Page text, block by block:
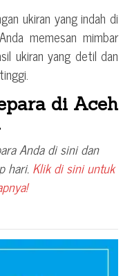
ukiran yang indah di
memesan mimbar
ukiran yang detil dan
di Aceh
Anda di sini dan
hari. Klik di sini untuk